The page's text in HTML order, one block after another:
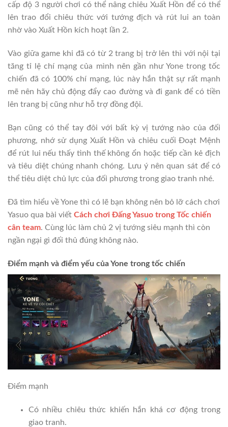
cấp độ 3 người chơi có thể nâng chiêu Xuất Hồn để có thể
lên trao đổi chiêu thức với tướng địch và rút lui an toàn
nhờ vào Xuất Hồn kích hoạt lần 2.
Vào giữa game khi đã có từ 2 trang bị trở lên thì với nội tại
tăng tỉ lệ chí mạng của mình nên gần như Yone trong tốc
chiến đã có 100% chí mạng, lúc này hắn thật sự rất mạnh
mẽ nên hãy chủ động đẩy cao đường và đi gank để có tiền
lên trang bị cũng như hỗ trợ đồng đội.
Bạn cũng có thể tay đôi với bất kỳ vị tướng nào của đối
phương, nhớ sử dụng Xuất Hồn và chiêu cuối Đoạt Mệnh
để rút lui nếu thấy tình thế không ổn hoặc tiếp cần kẻ địch
và tiêu diệt chúng nhanh chóng. Lưu ý nên quan sát để có
thể tiêu diệt chủ lực của đối phương trong giao tranh nhé.
Đã tìm hiểu về Yone thì có lẽ bạn không nên bỏ lỡ cách chơi
Yasuo qua bài viết Cách chơi Đấng Yasuo trong Tốc chiến
cân team. Cùng lúc làm chủ 2 vị tướng siêu mạnh thì còn
ngần ngại gì đối thủ đúng không nào.
Điểm mạnh và điểm yếu của Yone trong tốc chiến
Điểm mạnh
Có nhiều chiêu thức khiến hắn khá cơ động trong
giao tranh.